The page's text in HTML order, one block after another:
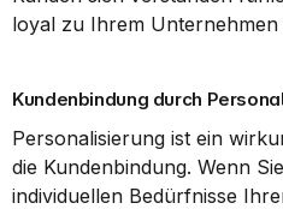
loyal zu Ihrem Unternehmen
Kundenbindung durch
Personalisierung ist ein
die Kundenbindung. Wenn
individuellen Bedürfnisse